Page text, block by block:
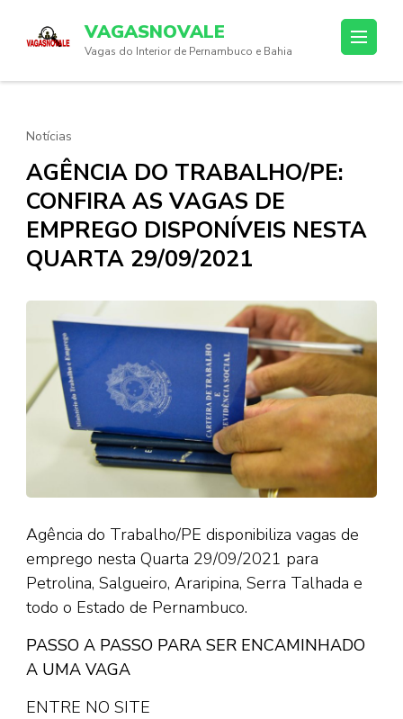
(Press
VAGASNOVALE
Vagas do Interior de Pernambuco e Bahia
Notícias
AGÊNCIA DO TRABALHO/PE:
CONFIRA AS VAGAS DE
EMPREGO DISPONÍVEIS NESTA
QUARTA 29/09/2021
Agência do Trabalho/PE disponibiliza vagas de
emprego nesta Quarta 29/09/2021 para
Petrolina, Salgueiro, Araripina, Serra Talhada e
todo o Estado de Pernambuco.
PASSO A PASSO PARA SER ENCAMINHADO
A UMA VAGA
ENTRE NO SITE